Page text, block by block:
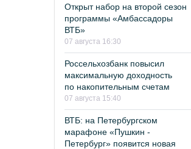
Открыт набор на второй сезон
программы «Амбассадоры
ВТБ»
07 августа 16:30
Россельхозбанк повысил
максимальную доходность
по накопительным счетам
07 августа 15:40
ВТБ: на Петербургском
марафоне «Пушкин -
Петербург» появится новая